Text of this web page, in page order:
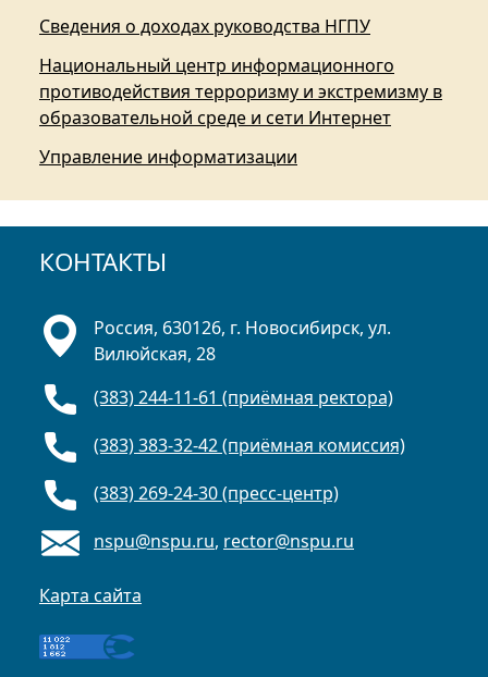
Сведения о доходах руководства НГПУ
Национальный центр информационного
противодействия терроризму и экстремизму в
образовательной среде и сети Интернет
Управление информатизации
КОНТАКТЫ
Россия, 630126, г. Новосибирск, ул.
Вилюйская, 28
(383) 244-11-61 (приёмная ректора)
(383) 383-32-42 (приёмная комиссия)
(383) 269-24-30 (пресс-центр)
nspu@nspu.ru, rector@nspu.ru
Карта сайта